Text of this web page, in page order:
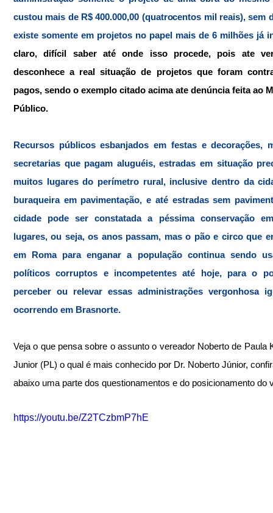
custou mais de R$ 400.000,00 (quatrocentos mil reais), sem
claro, difícil saber até onde isso procede, pois ate
desconhece a real situação de projetos que foram
pagos, sendo o exemplo citado acima ate denúncia feita ao
Público.
Recursos públicos esbanjados em festas e decorações,
secretarias que pagam aluguéis, estradas em situação
muitos lugares do perímetro rural, inclusive dentro da
buraqueira em pavimentação, e até estradas sem
cidade pode ser constatada a péssima conservação
lugares, ou seja, os anos passam, mas o pão e circo que
em Roma para enganar a população continua sendo
políticos corruptos e incompetentes até hoje, para o
perceber ou relevar essas administrações vergonhosa
ocorrendo em Brasnorte.
Veja o que pensa sobre o assunto o vereador Noberto de Paula
Junior (PL) o qual é mais conhecido por Dr. Noberto Júnior,
abaixo uma parte dos questionamentos e do posicionamento do
https://youtu.be/Z2TCzbmP7hE